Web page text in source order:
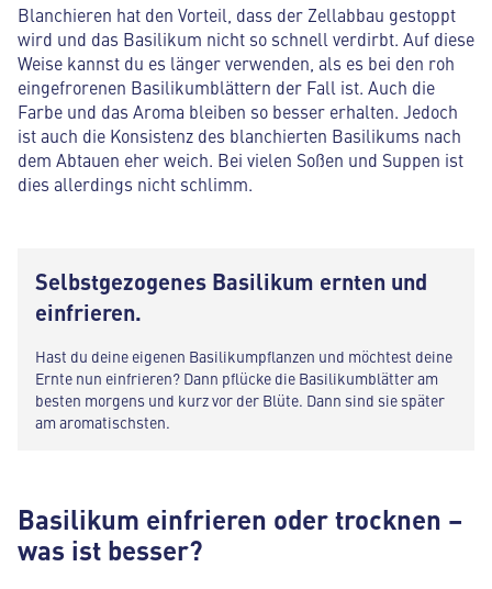
Blanchieren hat den Vorteil, dass der Zellabbau gestoppt
wird und das Basilikum nicht so schnell verdirbt. Auf diese
Weise kannst du es länger verwenden, als es bei den roh
eingefrorenen Basilikumblättern der Fall ist. Auch die
Farbe und das Aroma bleiben so besser erhalten. Jedoch
ist auch die Konsistenz des blanchierten Basilikums nach
dem Abtauen eher weich. Bei vielen Soßen und Suppen ist
dies allerdings nicht schlimm.
Selbstgezogenes Basilikum ernten und
einfrieren.
Hast du deine eigenen Basilikumpflanzen und möchtest deine
Ernte nun einfrieren? Dann pflücke die Basilikumblätter am
besten morgens und kurz vor der Blüte. Dann sind sie später
am aromatischsten.
Basilikum einfrieren oder trocknen –
was ist besser?